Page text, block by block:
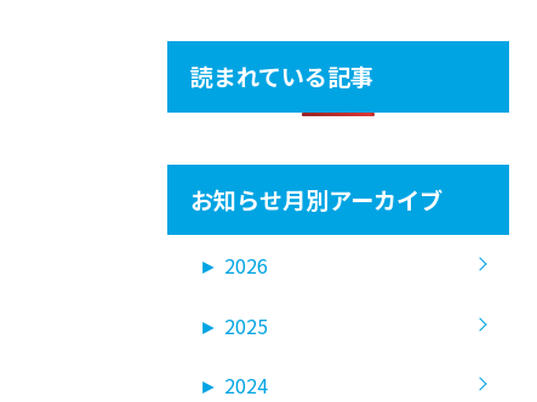
読まれている記事
お知らせ月別アーカイブ
► 2026
► 2025
► 2024